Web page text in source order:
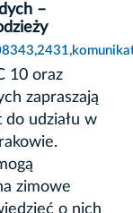
–
10 oraz
zapraszają
udziału w
zimowe
o nich